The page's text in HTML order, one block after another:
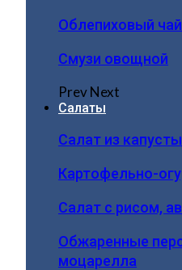
Облепиховый чай
Смузи овощной
PrevNext
Салаты
Салат из
Картофельно-
Салат с рисом,
Обжаренные
моцарелла